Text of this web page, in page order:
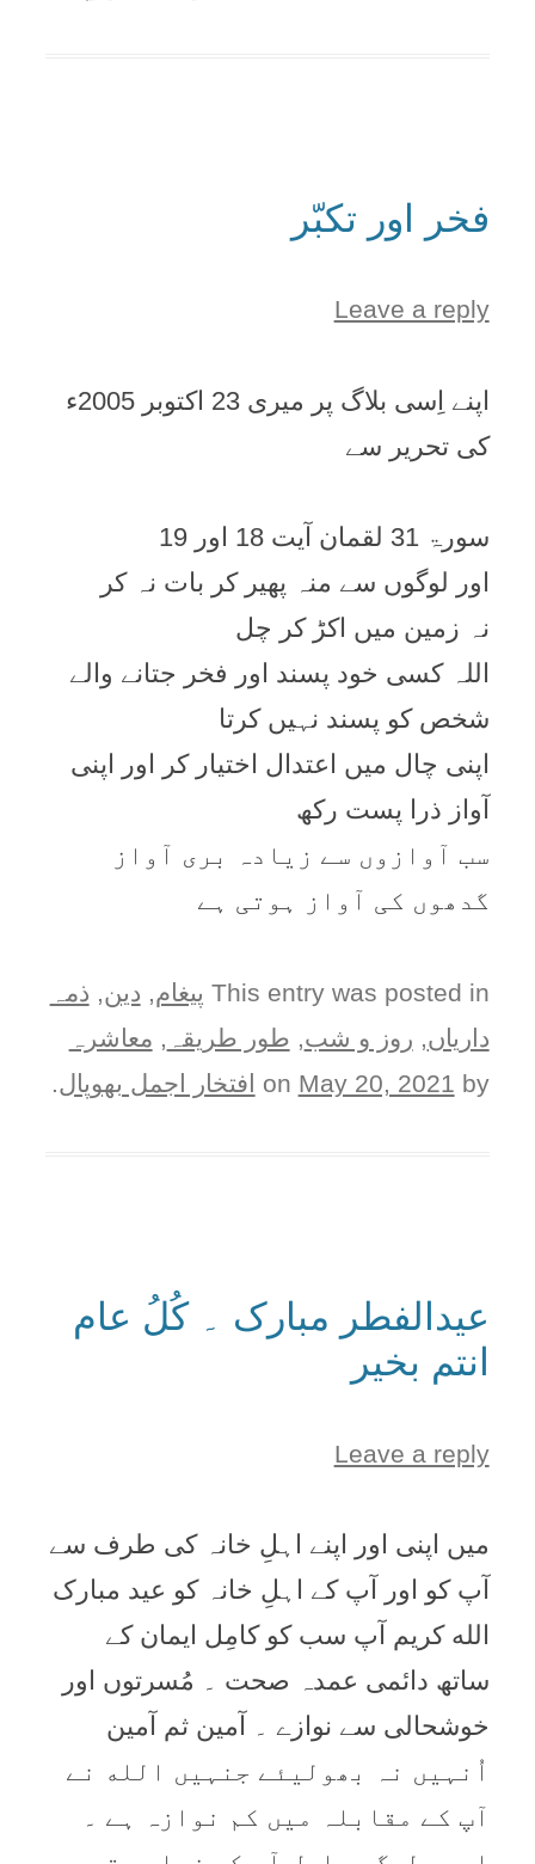
فخر اور تکبّر
Leave a reply
اپنے اِسی بلاگ پر میری 23 اکتوبر 2005ء
کی تحریر سے
سورۃ 31 لقمان آیت 18 اور 19
اور لوگوں سے منہ پھیر کر بات نہ کر
نہ زمین میں اکڑ کر چل
اللہ کسی خود پسند اور فخر جتانے والے
شخص کو پسند نہیں کرتا
اپنی چال میں اعتدال اختیار کر اور اپنی
آواز ذرا پست رکھ
سب آوازوں سے زیادہ بری آواز
گدھوں کی آواز ہوتی ہے
This entry was posted in پيغام, دین, ذمہ
دارياں, روز و شب, طور طريقہ , معاشرہ
on May 20, 2021 by افتخار اجمل بھوپال.
عیدالفطر مبارک ۔ کُلُ عام
انتم بخیر
Leave a reply
میں اپنی اور اپنے اہلِ خانہ کی طرف سے
آپ کو اور آپ کے اہلِ خانہ کو عيد مبارک
الله کریم آپ سب کو کامِل ایمان کے
ساتھ دائمی عمدہ صحت ۔ مُسرتوں اور
خوشحالی سے نوازے ۔ آمين ثم آمين
اُنہیں نہ بھولیئے جنہیں الله نے
آپ کے مقابلہ میں کم نوازہ ہے ۔